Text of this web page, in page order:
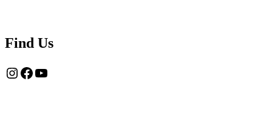
Find Us
Instagram
Facebook
YouTube